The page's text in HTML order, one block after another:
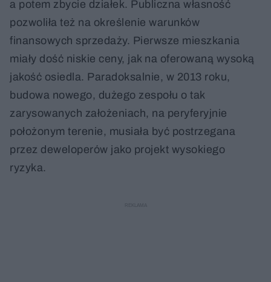
a potem zbycie działek. Publiczna własność
pozwoliła też na określenie warunków
finansowych sprzedaży. Pierwsze mieszkania
miały dość niskie ceny, jak na oferowaną wysoką
jakość osiedla. Paradoksalnie, w 2013 roku,
budowa nowego, dużego zespołu o tak
zarysowanych założeniach, na peryferyjnie
położonym terenie, musiała być postrzegana
przez deweloperów jako projekt wysokiego
ryzyka.